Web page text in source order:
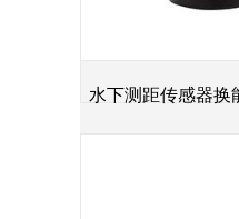
水下测距传感器换